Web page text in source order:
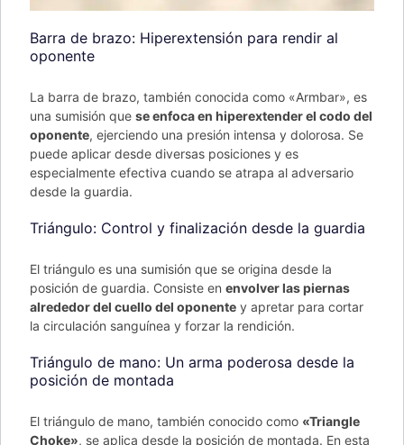
Barra de brazo: Hiperextensión para rendir al
oponente
La barra de brazo, también conocida como «Armbar», es
una sumisión que se enfoca en hiperextender el codo del
oponente, ejerciendo una presión intensa y dolorosa. Se
puede aplicar desde diversas posiciones y es
especialmente efectiva cuando se atrapa al adversario
desde la guardia.
Triángulo: Control y finalización desde la guardia
El triángulo es una sumisión que se origina desde la
posición de guardia. Consiste en envolver las piernas
alrededor del cuello del oponente y apretar para cortar
la circulación sanguínea y forzar la rendición.
Triángulo de mano: Un arma poderosa desde la
posición de montada
El triángulo de mano, también conocido como «Triangle
Choke», se aplica desde la posición de montada. En esta